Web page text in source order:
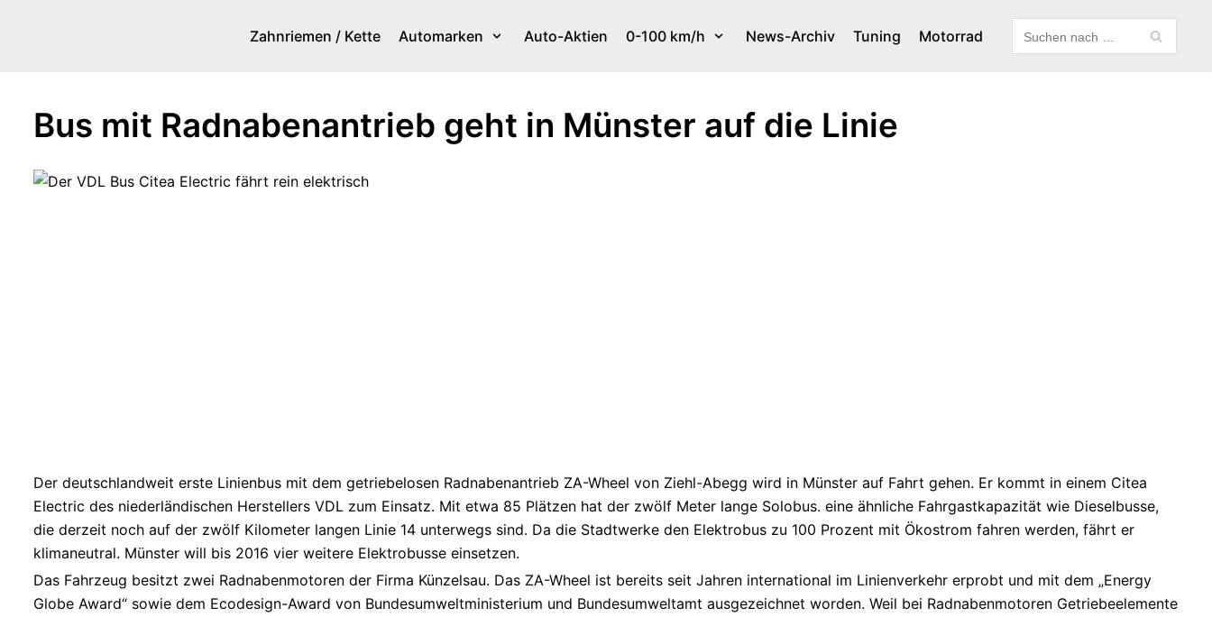
Zahnriemen / Kette Automarken Auto-Aktien 0-100 km/h News-Archiv Tuning Motorrad
Bus mit Radnabenantrieb geht in Münster auf die Linie
Der deutschlandweit erste Linienbus mit dem getriebelosen Radnabenantrieb ZA-Wheel von Ziehl-Abegg wird in Münster auf Fahrt gehen. Er kommt in einem Citea
Electric des niederländischen Herstellers VDL zum Einsatz. Mit etwa 85 Plätzen hat der zwölf Meter lange Solobus. eine ähnliche Fahrgastkapazität wie Dieselbusse,
die derzeit noch auf der zwölf Kilometer langen Linie 14 unterwegs sind. Da die Stadtwerke den Elektrobus zu 100 Prozent mit Ökostrom fahren werden, fährt er
klimaneutral. Münster will bis 2016 vier weitere Elektrobusse einsetzen.
Das Fahrzeug besitzt zwei Radnabenmotoren der Firma Künzelsau. Das ZA-Wheel ist bereits seit Jahren international im Linienverkehr erprobt und mit dem „Energy
Globe Award“ sowie dem Ecodesign-Award von Bundesumweltministerium und Bundesumweltamt ausgezeichnet worden. Weil bei Radnabenmotoren Getriebeelemente